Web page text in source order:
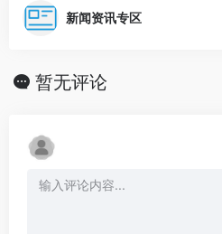
新闻资讯专区
暂无评论